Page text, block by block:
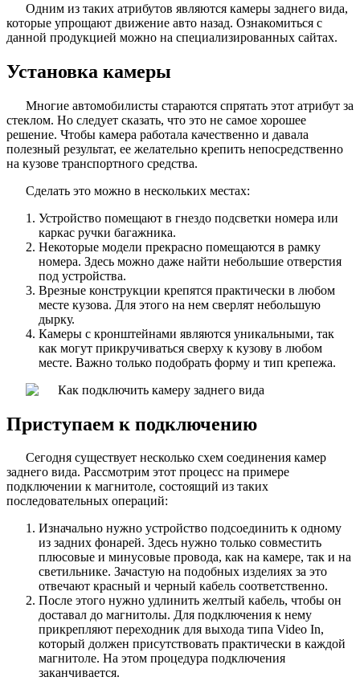
Одним из таких атрибутов являются камеры заднего вида,
которые упрощают движение авто назад. Ознакомиться с
данной продукцией можно на специализированных сайтах.
Установка камеры
Многие автомобилисты стараются спрятать этот атрибут за
стеклом. Но следует сказать, что это не самое хорошее
решение. Чтобы камера работала качественно и давала
полезный результат, ее желательно крепить непосредственно
на кузове транспортного средства.
Сделать это можно в нескольких местах:
Устройство помещают в гнездо подсветки номера или
каркас ручки багажника.
Некоторые модели прекрасно помещаются в рамку
номера. Здесь можно даже найти небольшие отверстия
под устройства.
Врезные конструкции крепятся практически в любом
месте кузова. Для этого на нем сверлят небольшую
дырку.
Камеры с кронштейнами являются уникальными, так
как могут прикручиваться сверху к кузову в любом
месте. Важно только подобрать форму и тип крепежа.
Приступаем к подключению
Сегодня существует несколько схем соединения камер
заднего вида. Рассмотрим этот процесс на примере
подключении к магнитоле, состоящий из таких
последовательных операций:
Изначально нужно устройство подсоединить к одному
из задних фонарей. Здесь нужно только совместить
плюсовые и минусовые провода, как на камере, так и на
светильнике. Зачастую на подобных изделиях за это
отвечают красный и черный кабель соответственно.
После этого нужно удлинить желтый кабель, чтобы он
доставал до магнитолы. Для подключения к нему
прикрепляют переходник для выхода типа Video In,
который должен присутствовать практически в каждой
магнитоле. На этом процедура подключения
заканчивается.